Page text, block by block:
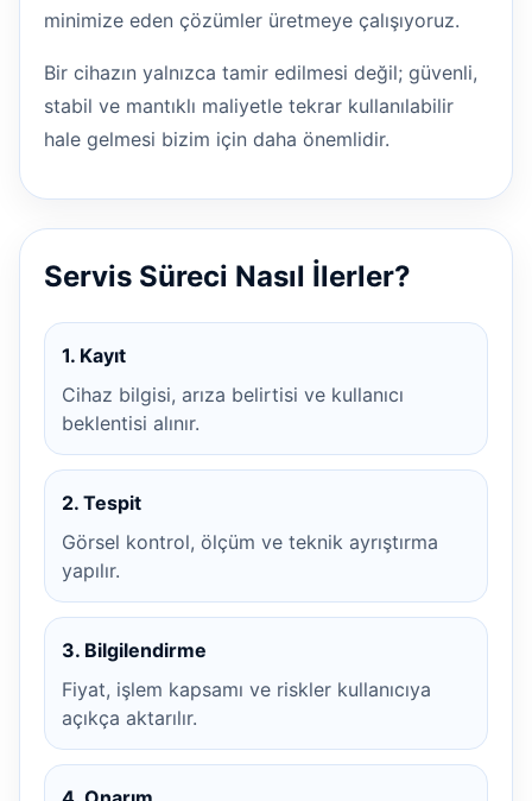
minimize eden çözümler üretmeye çalışıyoruz.
Bir cihazın yalnızca tamir edilmesi değil; güvenli,
stabil ve mantıklı maliyetle tekrar kullanılabilir
hale gelmesi bizim için daha önemlidir.
Servis Süreci Nasıl İlerler?
1. Kayıt
Cihaz bilgisi, arıza belirtisi ve kullanıcı
beklentisi alınır.
2. Tespit
Görsel kontrol, ölçüm ve teknik ayrıştırma
yapılır.
3. Bilgilendirme
Fiyat, işlem kapsamı ve riskler kullanıcıya
açıkça aktarılır.